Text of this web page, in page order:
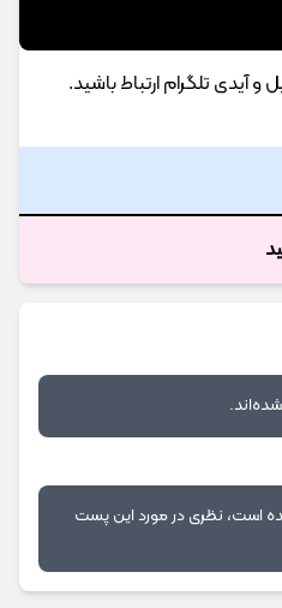
و آیدی تلگرام ارتباط باشید.
است، نظری در مورد این پست